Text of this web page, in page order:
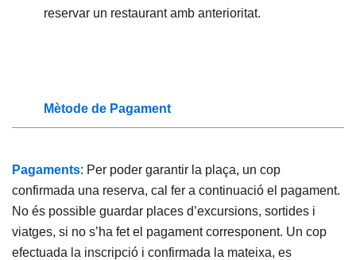
reservar un restaurant amb anterioritat.
Mètode de Pagament
Pagaments: Per poder garantir la plaça, un cop
confirmada una reserva, cal fer a continuació el pagament.
No és possible guardar places d’excursions, sortides i
viatges, si no s’ha fet el pagament corresponent. Un cop
efectuada la inscripció i confirmada la mateixa, es